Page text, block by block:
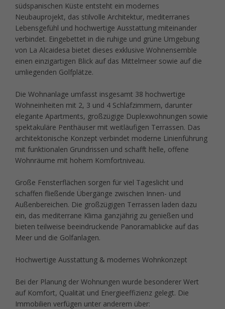
südspanischen Küste entsteht ein modernes
Neubauprojekt, das stilvolle Architektur, mediterranes
Lebensgefühl und hochwertige Ausstattung miteinander
verbindet. Eingebettet in die ruhige und grüne Umgebung
von La Alcaidesa bietet dieses exklusive Wohnensemble
einen einzigartigen Blick auf das Mittelmeer sowie auf die
umliegenden Golfplätze.
Die Wohnanlage umfasst insgesamt 38 hochwertige
Wohneinheiten mit 2, 3 und 4 Schlafzimmern, darunter
elegante Apartments, großzügige Duplexwohnungen sowie
spektakuläre Penthäuser mit weitläufigen Terrassen. Das
architektonische Konzept verbindet moderne Linienführung
mit funktionalen Grundrissen und schafft helle, offene
Wohnräume mit hohem Komfortniveau.
Große Fensterflächen sorgen für viel Tageslicht und
schaffen fließende Übergänge zwischen Innen- und
Außenbereichen. Die großzügigen Terrassen laden dazu
ein, das mediterrane Klima ganzjährig zu genießen und
bieten teilweise beeindruckende Panoramablicke auf das
Meer und die Golfanlagen.
Hochwertige Ausstattung & modernes Wohnkonzept
Bei der Planung der Wohnungen wurde besonderer Wert
auf Komfort, Qualität und Energieeffizienz gelegt. Die
Immobilien verfügen unter anderem über: